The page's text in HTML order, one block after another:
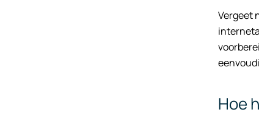
Vergeet
Hoe